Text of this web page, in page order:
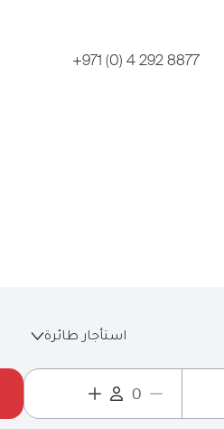
+971 (0) 4 292 8877
استأجار طائرة